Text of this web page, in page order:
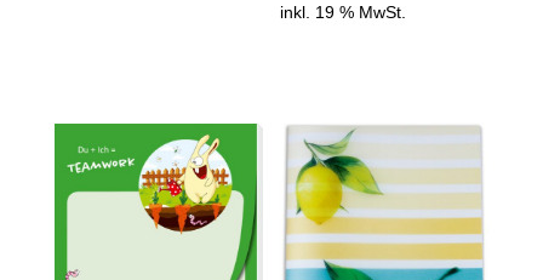
inkl. 19 % MwSt.